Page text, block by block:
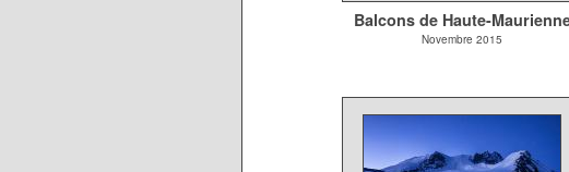
Balcons de Haute-
Novembre 2015